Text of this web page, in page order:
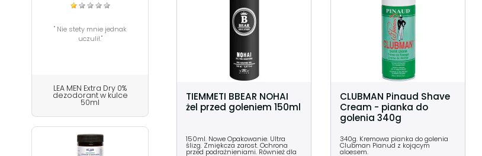
" Nie stety mnie jednak
uczulił."
LEA MEN Extra Dry 0%
dezodorant w kulce
50ml
TIEMMETI BBEAR NOHAI
żel przed goleniem 150ml
150ml. Nowe Opakowanie. Ultra
ślizg. Zmiękcza zarost. Ochrona
przed podrażnieniami. Również dla
CLUBMAN Pinaud Shave
Cream - pianka do
golenia 340g
340g. Kremowa pianka do golenia
Clubman Pianud z kojącym
aloesem.